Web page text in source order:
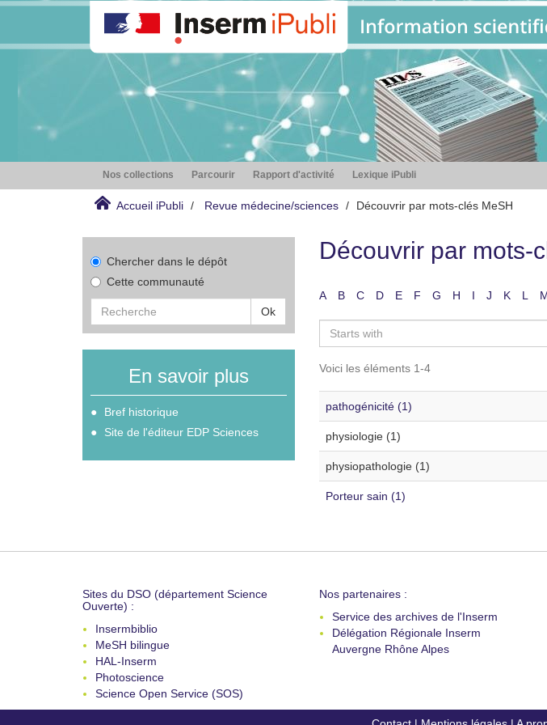
Nos collections Parcourir Rapport d'activité Lexique iPubli
Accueil iPubli Revue médecine/sciences Découvrir par mots-clés MeSH
Chercher dans le dépôt
Cette communauté
Ok
En savoir plus
Bref historique
Site de l'éditeur EDP Sciences
Découvrir par mots-
A B C D E F G H I J K L
Voici les éléments 1-4
pathogénicité (1)
physiologie (1)
physiopathologie (1)
Porteur sain (1)
Sites du DSO (département Science
Ouverte) :
Insermbiblio
MeSH bilingue
HAL-Inserm
Photoscience
Science Open Service (SOS)
Nos partenaires :
Service des archives de l'Inserm
Délégation Régionale Inserm
Auvergne Rhône Alpes